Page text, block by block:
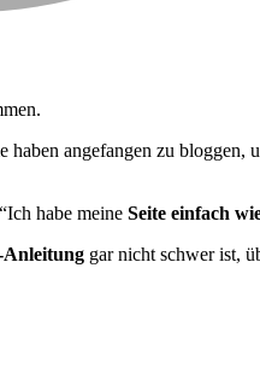
angefangen zu
habe meine Seite einfach
gar nicht schwer ist,